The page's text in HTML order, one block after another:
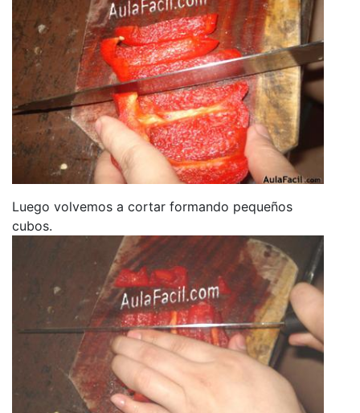
Luego volvemos a cortar formando pequeños
cubos.